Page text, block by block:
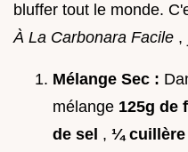
bluffer tout le monde.
À La Carbonara Facile ,
Mélange Sec :
mélange 125g de
de sel , ¼ cuillère